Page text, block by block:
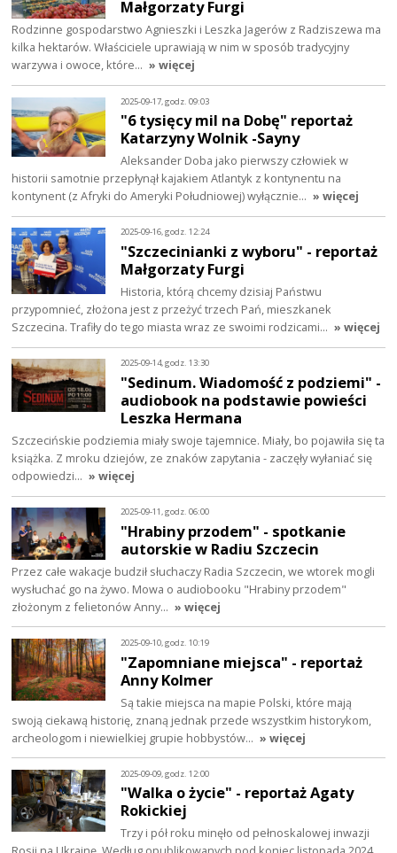
Małgorzaty Furgi
Rodzinne gospodarstwo Agnieszki i Leszka Jagerów z Radziszewa ma
kilka hektarów. Właściciele uprawiają w nim w sposób tradycyjny
warzywa i owoce, które… » więcej
2025-09-17, godz. 09:03
"6 tysięcy mil na Dobę" reportaż
Katarzyny Wolnik -Sayny
Aleksander Doba jako pierwszy człowiek w
historii samotnie przepłynął kajakiem Atlantyk z kontynentu na
kontynent (z Afryki do Ameryki Południowej) wyłącznie… » więcej
2025-09-16, godz. 12:24
"Szczecinianki z wyboru" - reportaż
Małgorzaty Furgi
Historia, którą chcemy dzisiaj Państwu
przypomnieć, złożona jest z przeżyć trzech Pań, mieszkanek
Szczecina. Trafiły do tego miasta wraz ze swoimi rodzicami… » więcej
2025-09-14, godz. 13:30
"Sedinum. Wiadomość z podziemi" -
audiobook na podstawie powieści
Leszka Hermana
Szczecińskie podziemia miały swoje tajemnice. Miały, bo pojawiła się ta
książka. Z mroku dziejów, ze znaków zapytania - zaczęły wyłaniać się
odpowiedzi… » więcej
2025-09-11, godz. 06:00
"Hrabiny przodem" - spotkanie
autorskie w Radiu Szczecin
Przez całe wakacje budził słuchaczy Radia Szczecin, we wtorek mogli
wysłuchać go na żywo. Mowa o audiobooku "Hrabiny przodem"
złożonym z felietonów Anny… » więcej
2025-09-10, godz. 10:19
"Zapomniane miejsca" - reportaż
Anny Kolmer
Są takie miejsca na mapie Polski, które mają
swoją ciekawą historię, znaną jednak przede wszystkim historykom,
archeologom i niewielkiej grupie hobbystów… » więcej
2025-09-09, godz. 12:00
"Walka o życie" - reportaż Agaty
Rokickiej
Trzy i pół roku minęło od pełnoskalowej inwazji